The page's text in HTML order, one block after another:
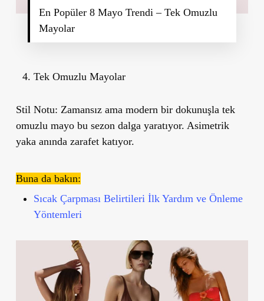
En Popüler 8 Mayo Trendi – Tek Omuzlu
Mayolar
Tek Omuzlu Mayolar
Stil Notu: Zamansız ama modern bir dokunuşla tek
omuzlu mayo bu sezon dalga yaratıyor. Asimetrik
yaka anında zarafet katıyor.
Buna da bakın:
Sıcak Çarpması Belirtileri İlk Yardım ve Önleme
Yöntemleri